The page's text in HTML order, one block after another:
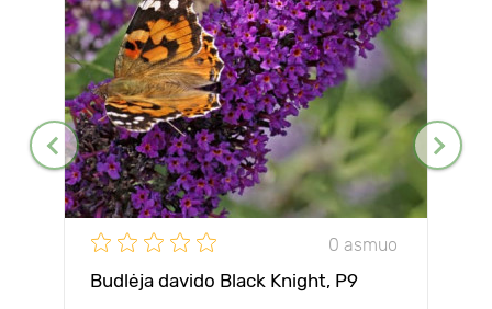
0 asmuo
Budlėja davido Black Knight, P9